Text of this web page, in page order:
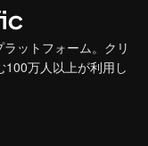
ットフォーム。クリ
100万人以上が利用し